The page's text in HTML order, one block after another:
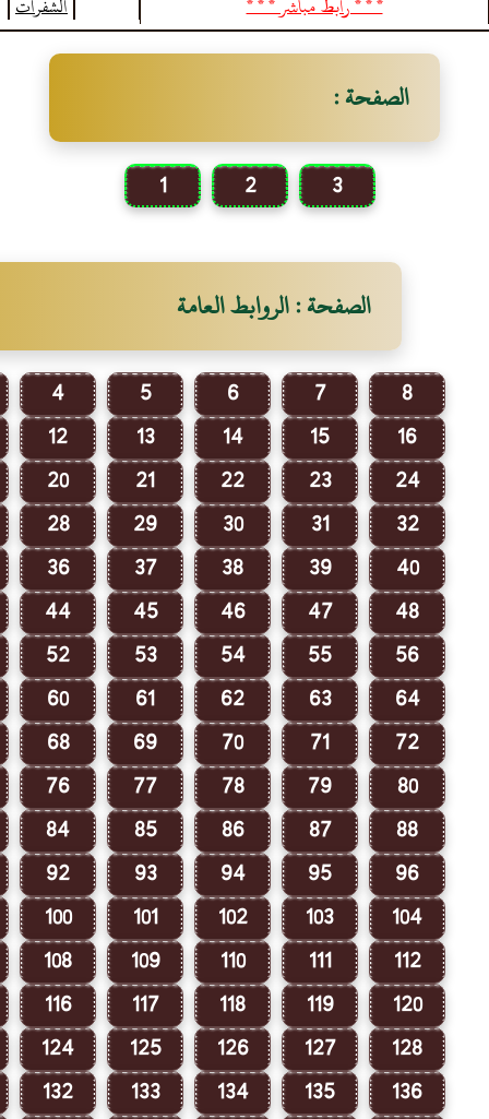
الصفحة :
1 2 3
الصفحة : الروابط العامة
4 5 6 7
8
12
13 14 15
16
20
21 22 23
24
28
29 30 31
32
36
37 38 39
40
44
45 46 47
48
52
53 54 55
56
60
61 62 63
64
68
69 70 71
72
76
77 78 79
80
84
85 86 87
88
92
93 94 95
96
100
101 102 103
104
108
109 110 111
112
116
117 118 119
120
124
125 126 127
128
132
133 134 135
136